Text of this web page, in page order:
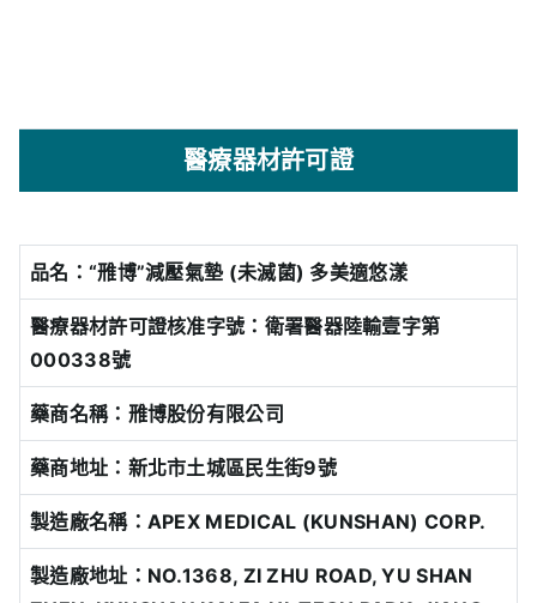
醫療器材許可證
品名：“雃博”減壓氣墊 (未滅菌) 多美適悠漾
醫療器材許可證核准字號：衛署醫器陸輸壹字第
000338號
藥商名稱：雃博股份有限公司
藥商地址：新北市土城區民生街9號
製造廠名稱：APEX MEDICAL (KUNSHAN) CORP.
製造廠地址：NO.1368, ZI ZHU ROAD, YU SHAN